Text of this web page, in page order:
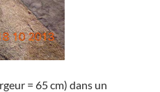
= 65 cm) dans un